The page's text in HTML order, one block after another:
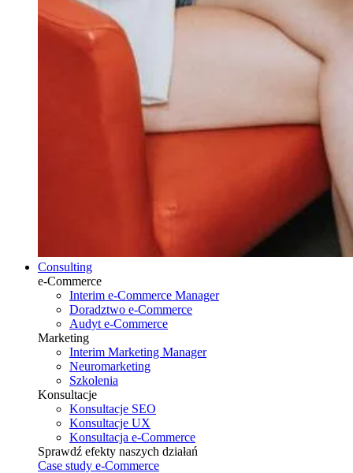
Consulting
e-Commerce
Interim e-Commerce Manager
Doradztwo e-Commerce
Audyt e-Commerce
Marketing
Interim Marketing Manager
Neuromarketing
Szkolenia
Konsultacje
Konsultacje SEO
Konsultacje UX
Konsultacja e-Commerce
Sprawdź efekty naszych działań
Case study e-Commerce